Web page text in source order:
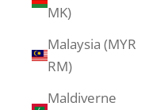
MK)
Malaysia (MYR
RM)
Maldiverne